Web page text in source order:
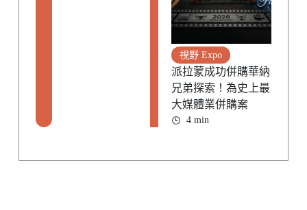
視野 Expo
派拉蒙成功併購華納
兄弟探索！為史上最
大媒體業併購案
4 min